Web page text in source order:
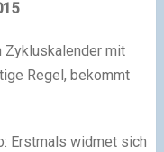
mit
Regel, bekommt
Erstmals widmet sich